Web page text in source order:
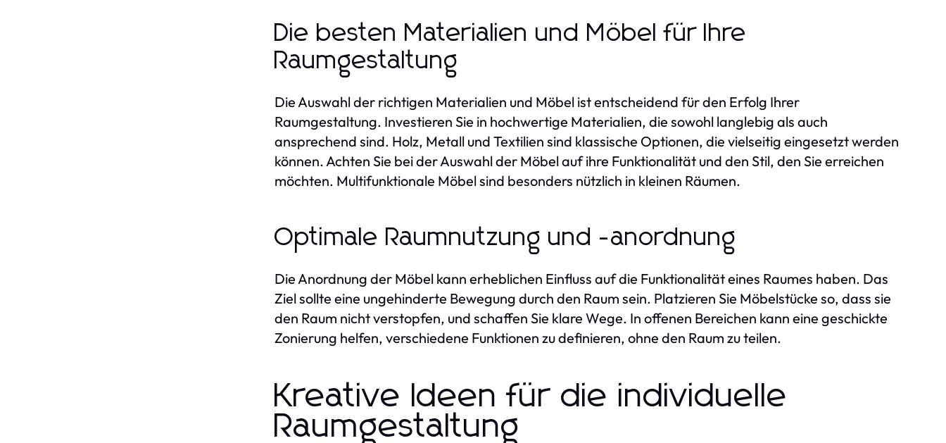
Die besten Materialien und Möbel für Ihre
Raumgestaltung
Die Auswahl der richtigen Materialien und Möbel ist entscheidend für den Erfolg Ihrer
Raumgestaltung. Investieren Sie in hochwertige Materialien, die sowohl langlebig als auch
ansprechend sind. Holz, Metall und Textilien sind klassische Optionen, die vielseitig eingesetzt werden
können. Achten Sie bei der Auswahl der Möbel auf ihre Funktionalität und den Stil, den Sie erreichen
möchten. Multifunktionale Möbel sind besonders nützlich in kleinen Räumen.
Optimale Raumnutzung und -anordnung
Die Anordnung der Möbel kann erheblichen Einfluss auf die Funktionalität eines Raumes haben. Das
Ziel sollte eine ungehinderte Bewegung durch den Raum sein. Platzieren Sie Möbelstücke so, dass sie
den Raum nicht verstopfen, und schaffen Sie klare Wege. In offenen Bereichen kann eine geschickte
Zonierung helfen, verschiedene Funktionen zu definieren, ohne den Raum zu teilen.
Kreative Ideen für die individuelle
Raumgestaltung